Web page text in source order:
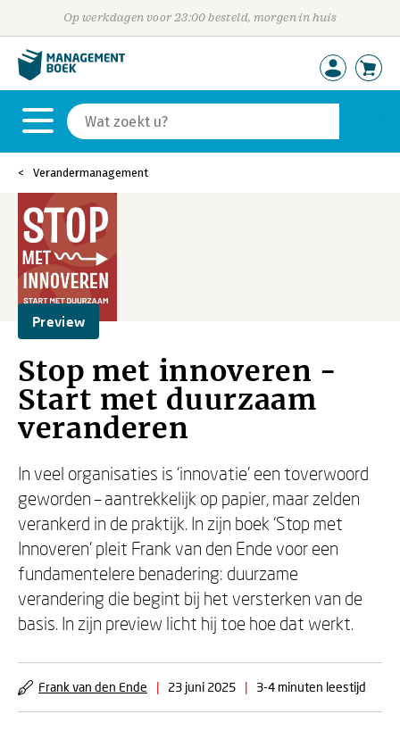
Op werkdagen voor 23:00 besteld, morgen in huis
Verandermanagement
Preview
Stop met innoveren -
Start met duurzaam
veranderen
In veel organisaties is ‘innovatie’ een toverwoord
geworden – aantrekkelijk op papier, maar zelden
verankerd in de praktijk. In zijn boek ‘Stop met
Innoveren’ pleit Frank van den Ende voor een
fundamentelere benadering: duurzame
verandering die begint bij het versterken van de
basis. In zijn preview licht hij toe hoe dat werkt.
Frank van den Ende | 23 juni 2025 | 3-4 minuten leestijd